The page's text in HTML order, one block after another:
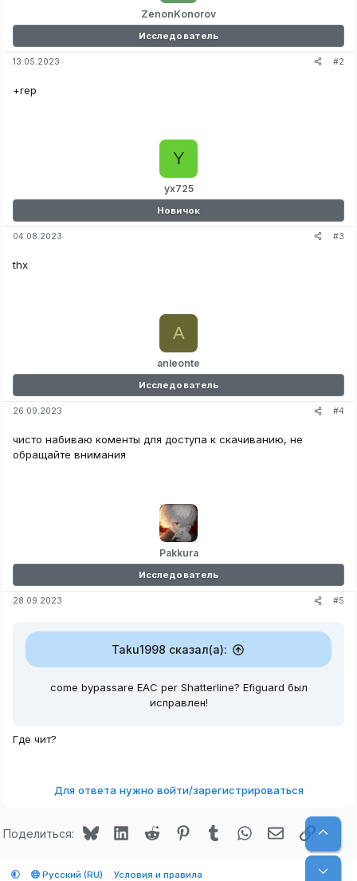
ZenonKonorov
Исследователь
13.05.2023 #2
+rep
yx725
Y
Новичок
04.08.2023 #3
thx
anleonte
A
Исследователь
26.09.2023 #4
чисто набиваю коменты для доступа к скачиванию, не
обращайте внимания
Pakkura
Исследователь
28.09.2023 #5
Taku1998 сказал(а):
come bypassare EAC per Shatterline? Efiguard был
исправлен!
Где чит?
Для ответа нужно войти/зарегистрироваться
Поделиться: BlueskyLinkedInReddit PinterestTumblr WhatsApp Ссылка
Русский (RU) Условия и правила